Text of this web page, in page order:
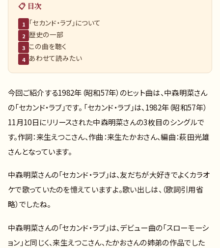
📋 目次
1 「セカンド・ラブ」について
2 歴史の一部
3 この曲を聴く
4 あわせて読みたい
今回ご紹介する1982年（昭和57年）のヒット曲は、中森明菜さん
の「セカンド・ラブ」です。 「セカンド・ラブ」は、1982年（昭和57年）
11月10日にリリースされた中森明菜さんの3枚目のシングルで
す。作詞：来生えつこさん、作曲：来生たかおさん、編曲：萩田光雄
さんとなっています。
中森明菜さんの「セカンド・ラブ」は、友だちが大好きでよくカラオ
ケで歌っていたのを憶えていますよ。歌い出しは、（歌詞引用省
略）でしたね。
中森明菜さんの「セカンド・ラブ」は、デビュー曲の「スローモーシ
ョン」と同じく、来生えつこさん、たかおさんの姉弟の作品でした